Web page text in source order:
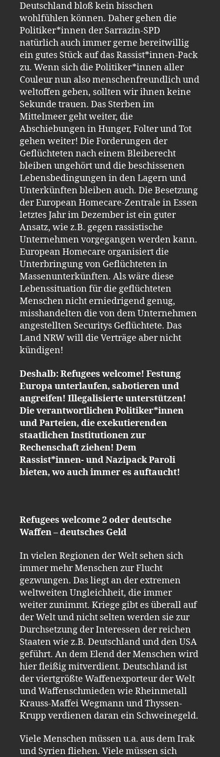
Deutschland bloß kein bisschen
wohlfühlen können. Daher gehen die
Politiker*innen der Sarrazin-SPD
natürlich auch immer gerne bereitwillig
ein gutes Stück auf das Rassist*innen-Pack
zu. Wenn sich die Politiker*innen aller
Couleur nun also menschenfreundlich und
weltoffen geben, sollten wir ihnen keine
Sekunde trauen. Das Sterben im
Mittelmeer geht weiter, die
Abschiebungen in Hunger, Folter und Tot
gehen weiter! Die Forderungen der
Geflüchteten nach einem Bleiberecht
bleiben ungehört und die beschissenen
Lebensbedingungen in den Lagern und
Unterkünften bleiben auch. Die Besetzung
der European Homecare-Zentrale in Essen
letztes Jahr im Dezember ist ein guter
Ansatz, wie z.B. gegen rassistische
Unternehmen vorgegangen werden kann.
European Homecare organisiert die
Unterbringung von Geflüchteten in
Massenunterkünften. Als wäre diese
Lebenssituation für die geflüchteten
Menschen nicht erniedrigend genug,
misshandelten die von dem Unternehmen
angestellten Securitys Geflüchtete. Das
Land NRW will die Verträge aber nicht
kündigen!
Deshalb: Refugees welcome! Festung
Europa unterlaufen, sabotieren und
angreifen! Illegalisierte unterstützen!
Die verantwortlichen Politiker*innen
und Parteien, die exekutierenden
staatlichen Institutionen zur
Rechenschaft ziehen! Dem
Rassist*innen- und Nazipack Paroli
bieten, wo auch immer es auftaucht!
Refugees welcome 2 oder deutsche
Waffen – deutsches Geld
In vielen Regionen der Welt sehen sich
immer mehr Menschen zur Flucht
gezwungen. Das liegt an der extremen
weltweiten Ungleichheit, die immer
weiter zunimmt. Kriege gibt es überall auf
der Welt und nicht selten werden sie zur
Durchsetzung der Interessen der reichen
Staaten wie z.B. Deutschland und den USA
geführt. An dem Elend der Menschen wird
hier fleißig mitverdient. Deutschland ist
der viertgrößte Waffenexporteur der Welt
und Waffenschmieden wie Rheinmetall
Krauss-Maffei Wegmann und Thyssen-
Krupp verdienen daran ein Schweinegeld.
Viele Menschen müssen u.a. aus dem Irak
und Syrien fliehen. Viele müssen sich